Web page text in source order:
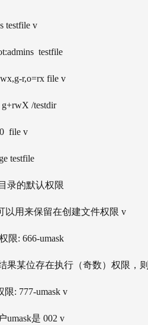
testfile v
testfile
r,o=rx file v
/testdir
file v
testfile
录的默认权限
以用来保留在创建文件权限 v
限: 666-umask
果某位存在执行（奇数）权限，
: 777-umask v
是 002 v